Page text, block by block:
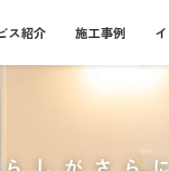
ス紹介 施工事例